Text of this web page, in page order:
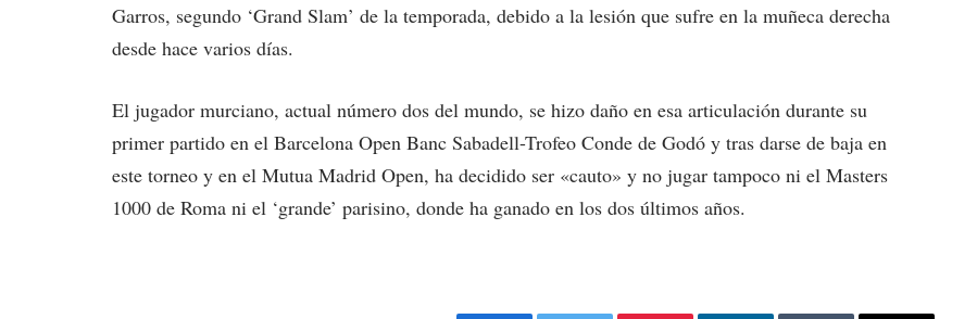
Garros, segundo ‘Grand Slam’ de la temporada, debido a la lesión que sufre en la muñeca derecha
desde hace varios días.
El jugador murciano, actual número dos del mundo, se hizo daño en esa articulación durante su
primer partido en el Barcelona Open Banc Sabadell-Trofeo Conde de Godó y tras darse de baja en
este torneo y en el Mutua Madrid Open, ha decidido ser «cauto» y no jugar tampoco ni el Masters
1000 de Roma ni el ‘grande’ parisino, donde ha ganado en los dos últimos años.